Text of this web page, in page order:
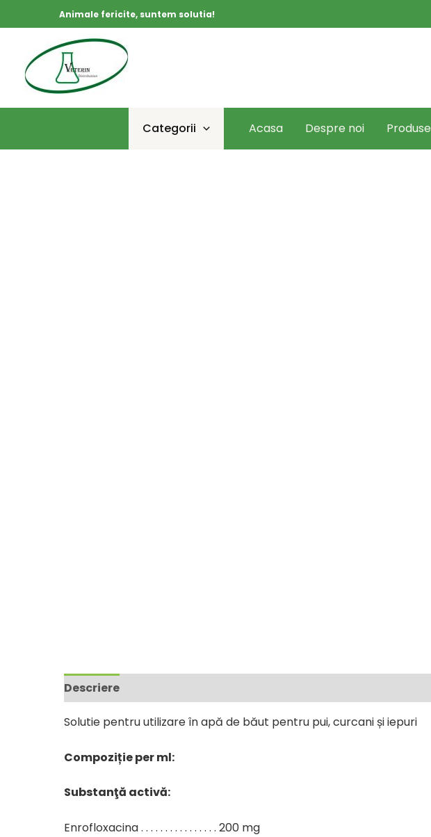
to
Animale fericite, suntem solutia!
Categorii Acasa Despre noi Produse
Descriere
Solutie pentru utilizare în apă de băut pentru pui, curcani și iepuri
Compoziție per ml:
Substanţă activă:
Enrofloxacina . . . . . . . . . . . . . . . . 200 mg